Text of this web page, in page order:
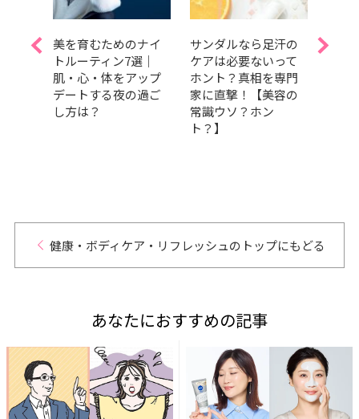
美を育むためのナイ
トルーティン7選｜
肌・心・体をアップ
デートする夜の過ご
し方は？
サンダルなら足汗の
ケアは必要ないって
ホント？真相を専門
家に直撃！【美容の
常識ウソ？ホン
ト？】
今日
健康・ボディケア・リフレッシュのトップにもどる
あなたにおすすめの記事